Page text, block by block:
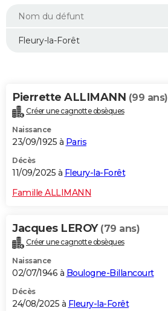
Forum
Aménagement intérieur
Extérieur
Cuisine
Salle de bains
Jardinage
Rangement
WEEK-END
Guides de France
Escapades
Patrimoine
Expositions
Musées
Week-end nature
LIFESTYLE
Alimentation
Guide de la santé
Maladies
Médicaments
Sommeil
VOYAGE
Destinations
City break
Voyage nature
Voyage de noces
Forum
Climat
+PHOTO
GUIDES D'ACHAT
BONS PLANS
CARTE DE VOEUX
Dictionnaire
Biographies
Citations
Expressions
Proverbes
PROGRAMME TV
COPAINS D'AVANT
S'inscrire
Se connecter
Lycées
Collèges
Primaires
Universités
Entreprises
Service militaire
Avis de recherche
AVIS DE DÉCÈS
Pierrette ALLIMANN (99 ans)
Créer une cagnotte obsèques
Naissance
23/09/1925 à Paris
Décès
11/09/2025 à Fleury-la-Forêt
Famille ALLIMANN
Jacques LEROY (79 ans)
Créer une cagnotte obsèques
Naissance
02/07/1946 à Boulogne-Billancourt
Décès
24/08/2025 à Fleury-la-Forêt